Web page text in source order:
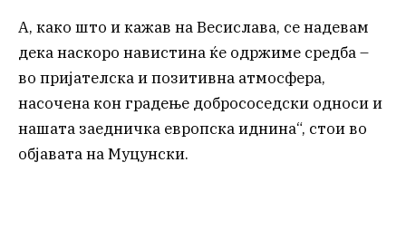
А, како што и кажав на Весислава, се надевам
дека наскоро навистина ќе одржиме средба –
во пријателска и позитивна атмосфера,
насочена кон градење добрососедски односи и
нашата заедничка европска иднина“, стои во
објавата на Муцунски.